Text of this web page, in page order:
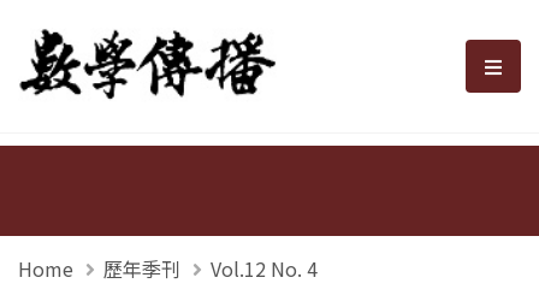
數學傳播 選
Home 歷年季刊 Vol.12 No. 4